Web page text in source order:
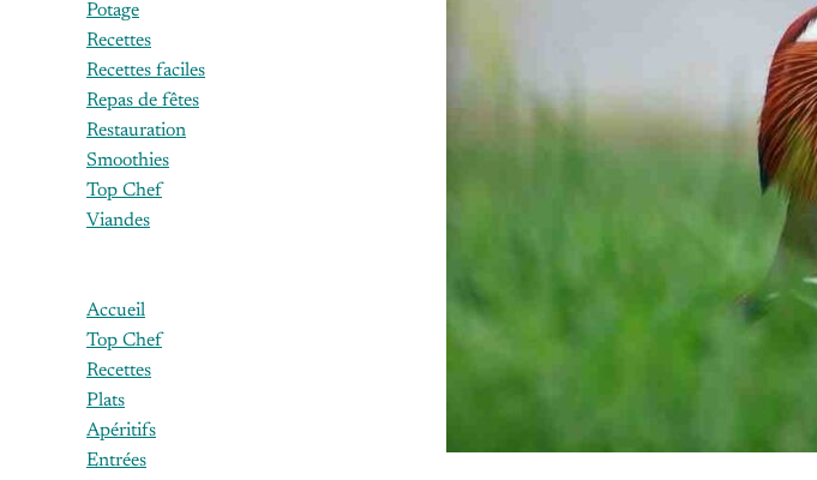
Potage
Recettes
Recettes faciles
Repas de fêtes
Restauration
Smoothies
Top Chef
Viandes
Accueil
Top Chef
Recettes
Plats
Apéritifs
Entrées